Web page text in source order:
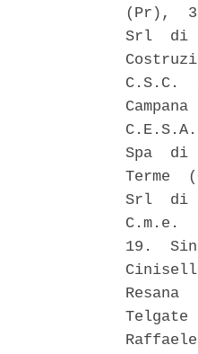
(Pr),
Srl  di
C.S.C.
Spa  di
Terme
Srl  di
C.m.e.
19.